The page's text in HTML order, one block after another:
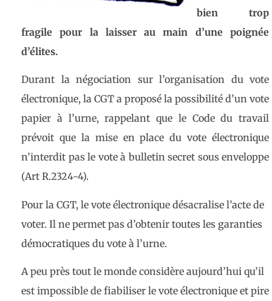
bien trop
fragile pour la laisser au main d’une poignée
d’élites.
Durant la négociation sur l’organisation du vote
électronique, la CGT a proposé la possibilité d’un vote
papier à l’urne, rappelant que le Code du travail
prévoit que la mise en place du vote électronique
n’interdit pas le vote à bulletin secret sous enveloppe
(Art R.2324-4).
Pour la CGT, le vote électronique désacralise l’acte de
voter. Il ne permet pas d’obtenir toutes les garanties
démocratiques du vote à l’urne.
A peu près tout le monde considère aujourd’hui qu’il
est impossible de fiabiliser le vote électronique et pire